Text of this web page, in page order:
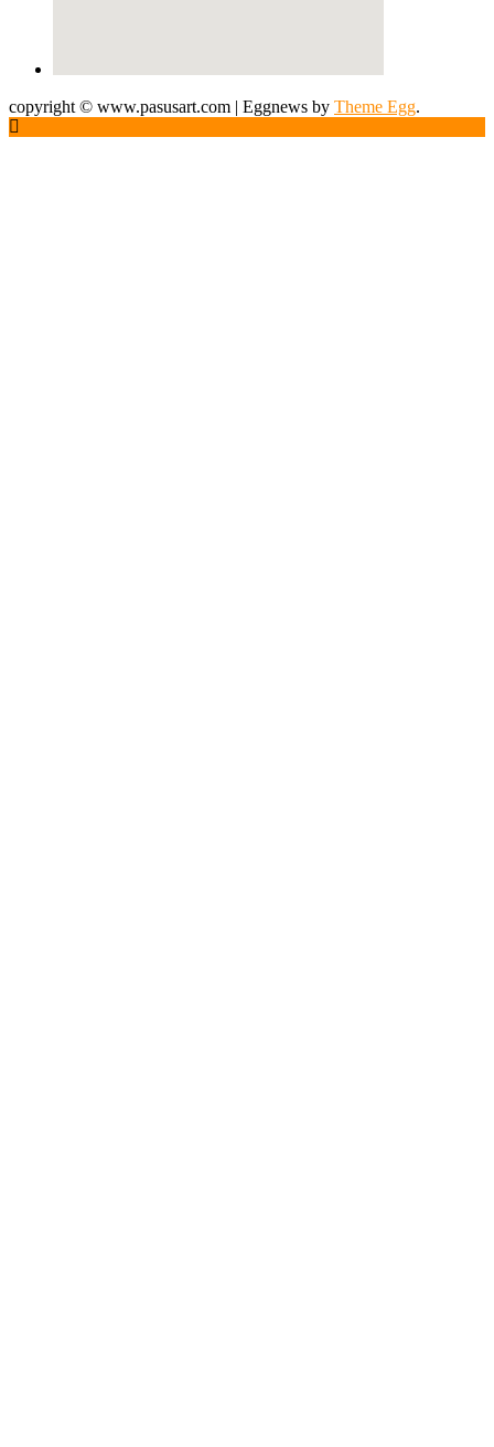
copyright © www.pasusart.com | Eggnews by Theme Egg.